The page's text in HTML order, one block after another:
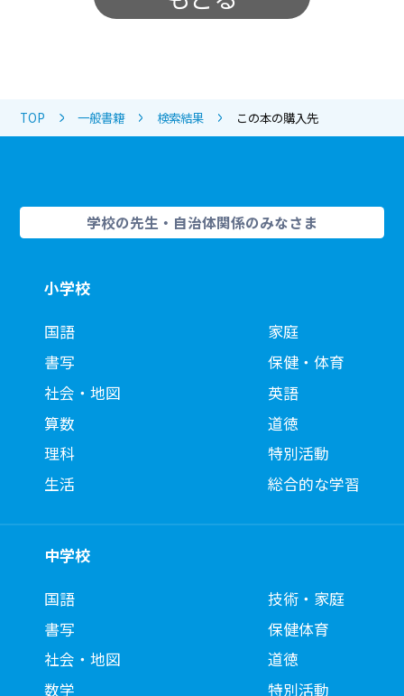
TOP 一般書籍 検索結果 この本の購入先
学校の先生・自治体関係のみなさま
小学校
国語
書写
社会・地図
算数
理科
生活
家庭
保健・体育
英語
道徳
特別活動
総合的な学習
中学校
国語
書写
社会・地図
数学
技術・家庭
保健体育
道徳
特別活動